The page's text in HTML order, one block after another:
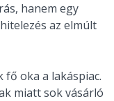
hanem egy
az elmúlt
fő oka a lakáspiac.
miatt sok vásárló